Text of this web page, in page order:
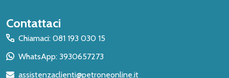
Inizio
del
piè
Contattaci
Chiamaci: 081 193 030 15
WhatsApp: 3930657273
assistenzaclienti@petroneonline.it